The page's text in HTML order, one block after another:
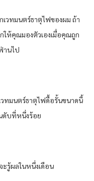
วทมนตร์ธาตุไฟของผม ถ้า
ห้คุณมองตัวเองเมื่อคุณถูก
านไป
วทมนตร์ธาตุไฟดื้อรั้นขนาดนี้
ดับที่หนึ่งร้อย
ะรู้ผลในหนึ่งเดือน